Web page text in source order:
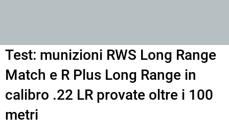
Test: munizioni RWS Long Range
Match e R Plus Long Range in
calibro .22 LR provate oltre i 100
metri